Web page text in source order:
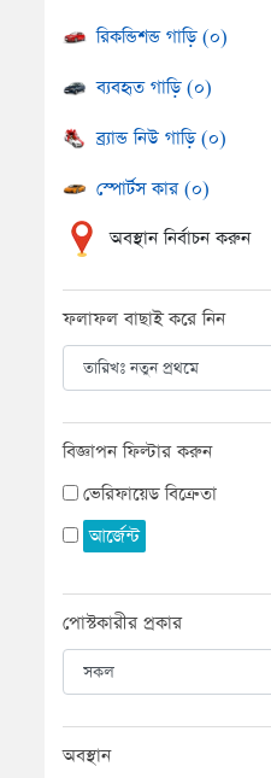
রিকন্ডিশন্ড গাড়ি (০)
ব্যবহৃত গাড়ি (০)
ব্র্যান্ড নিউ গাড়ি (০)
স্পোর্টস কার (০)
অবস্থান নির্বাচন করুন
ফলাফল বাছাই করে নিন
বিজ্ঞাপন ফিল্টার করুন
ভেরিফায়েড বিক্রেতা
আর্জেন্ট
পোস্টকারীর প্রকার
অবস্থান